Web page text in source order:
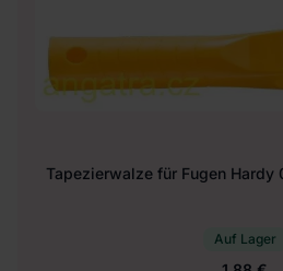
Tapezierwalze für Fugen Hardy
Auf Lager